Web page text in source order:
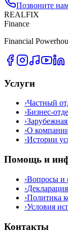
Позвоните
REALFIX
Finance
Financial
Услуги
›Частный
›Бизнес-
›
›О
›Истории
Помощь и
›Вопросы и
›
›Политика
›Условия
Контакты